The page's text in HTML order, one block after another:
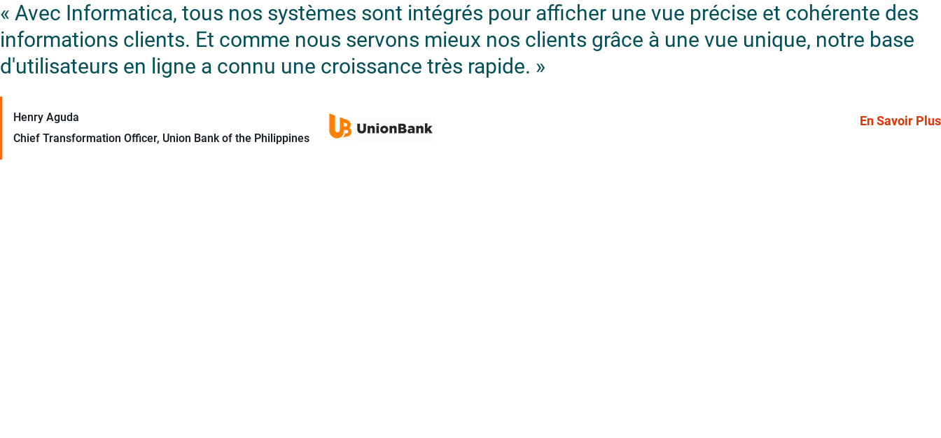
« Avec Informatica, tous nos systèmes sont intégrés pour afficher une vue précise et cohérente des
informations clients. Et comme nous servons mieux nos clients grâce à une vue unique, notre base
d'utilisateurs en ligne a connu une croissance très rapide. »
Henry Aguda
Chief Transformation Officer, Union Bank of the Philippines
En Savoir Plus